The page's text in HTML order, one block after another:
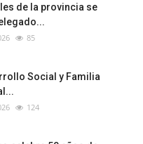
de la provincia se
85
Social y Familia
124